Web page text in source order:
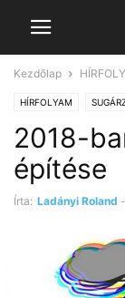
Kezdőlap
HÍRFOLYAM
2018-
építése
Írta: Ladányi Roland -